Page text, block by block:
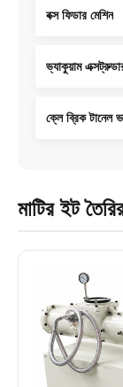
বক্স ফিডার মেশিন
ভ্যাকুয়াম
ক্লে ব্রিক টানেল
মাটির ইট